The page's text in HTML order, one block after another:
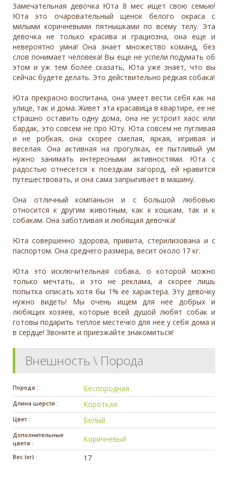
Замечательная девочка Юта 8 мес ищет свою семью!
Юта это очаровательный щенок белого окраса с
милыми коричневыми пятнышками по всему телу. Эта
девочка не только красива и грациозна, она еще и
невероятно умна! Она знает множество команд, без
слов понимает человека! Вы еще не успели подумать об
этом и уж тем более сказать, Юта уже знает, что вы
сейчас будете делать. Это действительно редкая собака!
Юта прекрасно воспитана, она умеет вести себя как на
улице, так и дома. Живет эта красавица в квартире, ее не
страшно оставить одну дома, она не устроит хаос или
бардак, это совсем не про Юту. Юта совсем не пугливая
и не робкая, она скорее смелая, яркая, игривая и
веселая. Она активная на прогулках, ее пытливый ум
нужно занимать интересными активностями. Юта с
радостью отнесется к поездкам загород, ей нравится
путешествовать, и она сама запрыгивает в машину.
Она отличный компаньон и с большой любовью
относится к другим животным, как к кошкам, так и к
собакам. Она заботливая и любящая девочка!
Юта совершенно здорова, привита, стерилизована и с
паспортом. Она среднего размера, весит около 17 кг.
Юта это исключительная собака, о которой можно
только мечтать, и это не реклама, а скорее лишь
попытка описать хотя бы 1% ее характера. Эту девочку
нужно видеть! Мы очень ищем для нее добрых и
любящих хозяев, которые всей душой любят собак и
готовы подарить теплое местечко для нее у себя дома и
в сердце! Звоните и приезжайте знакомиться!
Внешность \ Порода
Порода : Беспородная
Длина шерсти : Короткая
Цвет : Белый
Дополнительные
цвета :
Коричневый
Вес (кг) : 17